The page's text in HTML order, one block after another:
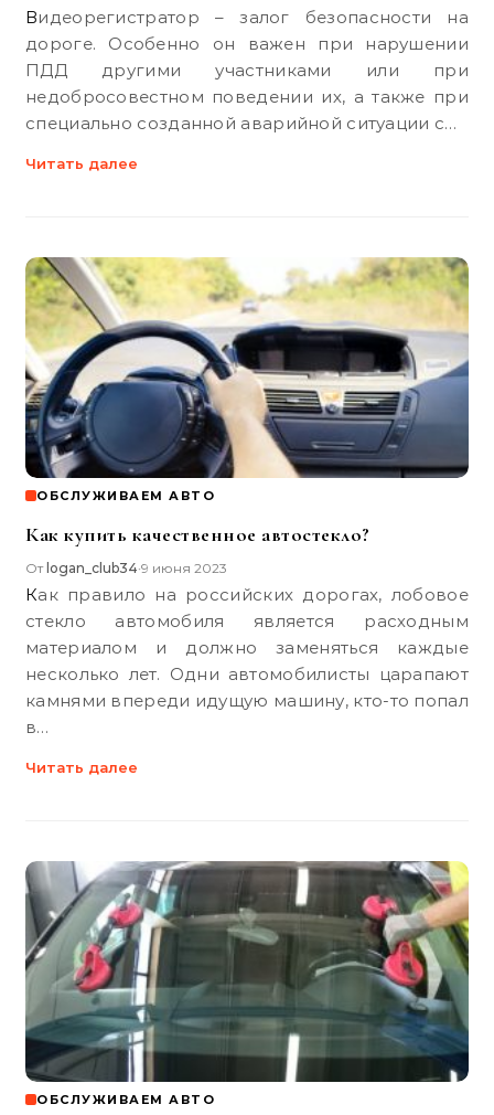
Видеорегистратор – залог безопасности на
дороге. Особенно он важен при нарушении
ПДД другими участниками или при
недобросовестном поведении их, а также при
специально созданной аварийной ситуации с…
Читать далее
ОБСЛУЖИВАЕМ АВТО
Как купить качественное автостекло?
От logan_club34•9 июня 2023
Как правило на российских дорогах, лобовое
стекло автомобиля является расходным
материалом и должно заменяться каждые
несколько лет. Одни автомобилисты царапают
камнями впереди идущую машину, кто-то попал
в…
Читать далее
ОБСЛУЖИВАЕМ АВТО